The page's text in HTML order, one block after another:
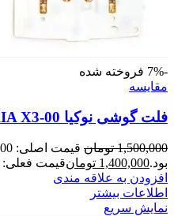
-7%
فروخته شده
مقايسه
فلت گوشی نوکیا FLAT NOKIA X3-00
1,500,000 تومان
بود.1,400,000 تومانقیمت فعلی: 1,400,000 تومان.
افزودن به علاقه مندی
اطلاعات بیشتر
نمایش سریع